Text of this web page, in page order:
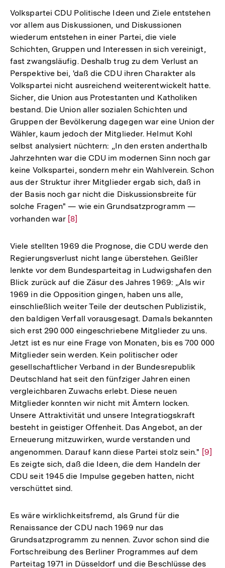
Volkspartei CDU Politische Ideen und Ziele entstehen
vor allem aus Diskussionen, und Diskussionen
wiederum entstehen in einer Partei, die viele
Schichten, Gruppen und Interessen in sich vereinigt,
fast zwangsläufig. Deshalb trug zu dem Verlust an
Perspektive bei, 'daß die CDU ihren Charakter als
Volkspartei nicht ausreichend weiterentwickelt hatte.
Sicher, die Union aus Protestanten und Katholiken
bestand. Die Union aller sozialen Schichten und
Gruppen der Bevölkerung dagegen war eine Union der
Wähler, kaum jedoch der Mitglieder. Helmut Kohl
selbst analysiert nüchtern: „In den ersten anderthalb
Jahrzehnten war die CDU im modernen Sinn noch gar
keine Volkspartei, sondern mehr ein Wahlverein. Schon
aus der Struktur ihrer Mitglieder ergab sich, daß in
der Basis noch gar nicht die Diskussionsbreite für
solche Fragen" — wie ein Grundsatzprogramm —
vorhanden war Zur
der
Fußnote
[8]
Viele stellten 1969 die Prognose, die CDU werde den
Regierungsverlust nicht lange überstehen. Geißler
lenkte vor dem Bundesparteitag in Ludwigshafen den
Blick zurück auf die Zäsur des Jahres 1969: „Als wir
1969 in die Opposition gingen, haben uns alle,
einschließlich weiter Teile der deutschen Publizistik,
den baldigen Verfall vorausgesagt. Damals bekannten
sich erst 290 000 eingeschriebene Mitglieder zu uns.
Jetzt ist es nur eine Frage von Monaten, bis es 700 000
Mitglieder sein werden. Kein politischer oder
gesellschaftlicher Verband in der Bundesrepublik
Deutschland hat seit den fünfziger Jahren einen
vergleichbaren Zuwachs erlebt. Diese neuen
Mitglieder konnten wir nicht mit Ämtern locken.
Unsere Attraktivität und unsere Integratiogskraft
besteht in geistiger Offenheit. Das Angebot, an der
Erneuerung mitzuwirken, wurde verstanden und
angenommen. Darauf kann diese Partei stolz sein." Zur
[9]
Es zeigte sich, daß die Ideen, die dem Handeln der
CDU seit 1945 die Impulse gegeben hatten, nicht
verschüttet sind.
Es wäre wirklichkeitsfremd, als Grund für die
Renaissance der CDU nach 1969 nur das
Grundsatzprogramm zu nennen. Zuvor schon sind die
Fortschreibung des Berliner Programmes auf dem
Parteitag 1971 in Düsseldorf und die Beschlüsse des